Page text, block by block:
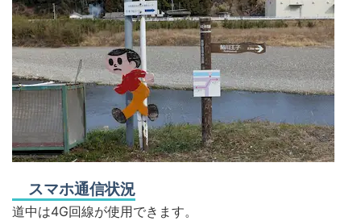
スマホ通信状況
道中は4G回線が使用できます。